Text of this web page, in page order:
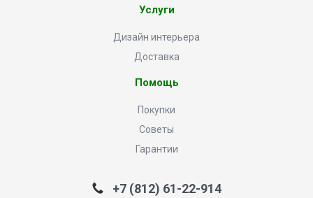
Услуги
Дизайн интерьера
Доставка
Помощь
Покупки
Советы
Гарантии
+7 (812) 61-22-914